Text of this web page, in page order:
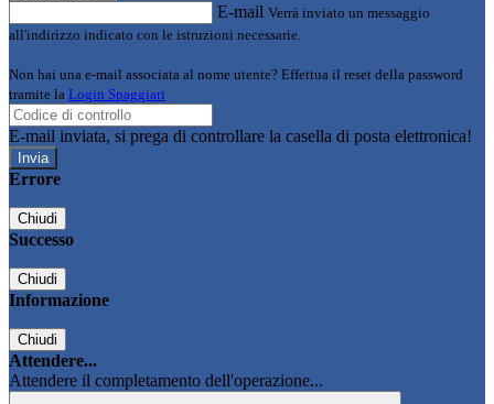
E-mail Verrà inviato un messaggio
all'indirizzo indicato con le istruzioni necessarie.
Non hai una e-mail associata al nome utente? Effettua il reset della password
tramite la Login Spaggiari
E-mail inviata, si prega di controllare la casella di posta elettronica!
Errore
Chiudi
Successo
Chiudi
Informazione
Chiudi
Attendere...
Attendere il completamento dell'operazione...